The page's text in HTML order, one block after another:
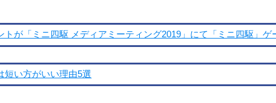
が「ミニ四駆 メディアミーティング2019」にて「ミニ四駆」ゲ
短い方がいい理由5選